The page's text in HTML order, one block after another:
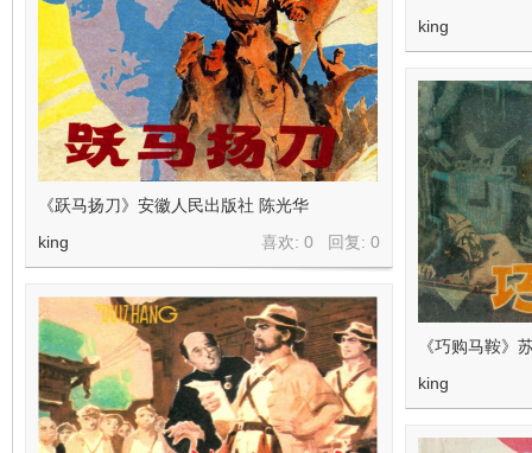
king
《跃马扬刀》安徽人民出版社 陈光华
喜欢: 0 回复: 0
king
《巧购马鞍》
king